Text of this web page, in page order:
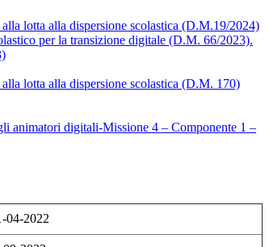
lotta alla dispersione scolastica (D.M.19/2024)
per la transizione digitale (D.M. 66/2023).
lotta alla dispersione scolastica (D.M. 170)
animatori digitali-Missione 4 – Componente 1 –
04-2022